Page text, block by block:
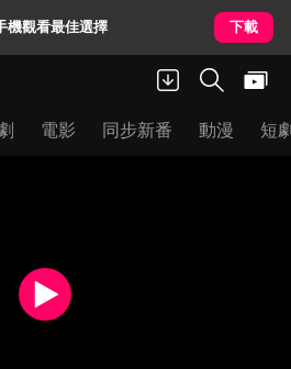
機觀看最佳選擇 下載
電影 同步新番 動漫 短